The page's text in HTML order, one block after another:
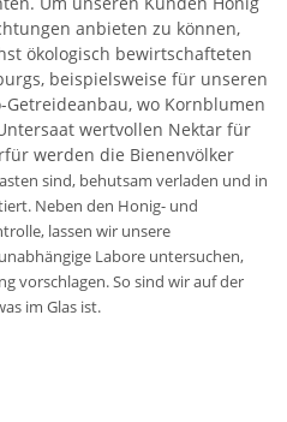
anbieten zu können,
ökologisch bewirtschafteten
beispielsweise für unseren
wo Kornblumen
wertvollen Nektar für
werden die Bienenvölker
sind, behutsam verladen und in
Neben den Honig- und
lassen wir unsere
Labore untersuchen,
vorschlagen. So sind wir auf der
im Glas ist.